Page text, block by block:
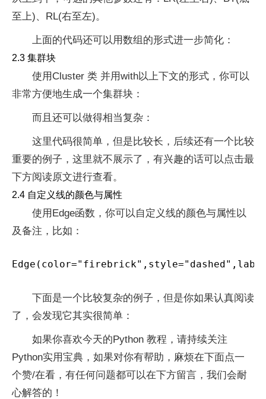
至上)、RL(右至左)。
上面的代码还可以用数组的形式进一步简化：
2.3 集群块
使用Cluster 类 并用with以上下文的形式，你可以
非常方便地生成一个集群块：
而且还可以做得相当复杂：
这里代码很简单，但是比较长，后续还有一个比较
重要的例子，这里就不展示了，有兴趣的话可以点击最
下方阅读原文进行查看。
2.4 自定义线的颜色与属性
使用Edge函数，你可以自定义线的颜色与属性以
及备注，比如：
下面是一个比较复杂的例子，但是你如果认真阅读
了，会发现它其实很简单：
如果你喜欢今天的Python 教程，请持续关注
Python实用宝典，如果对你有帮助，麻烦在下面点一
个赞/在看，有任何问题都可以在下方留言，我们会耐
心解答的！